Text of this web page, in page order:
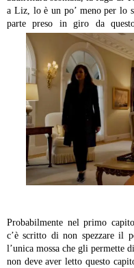
a Liz, lo è un po’ meno per lo
parte preso in giro da
Probabilmente nel primo
c’è scritto di non spezzare il
l’unica mossa che gli permette
non deve aver letto questo